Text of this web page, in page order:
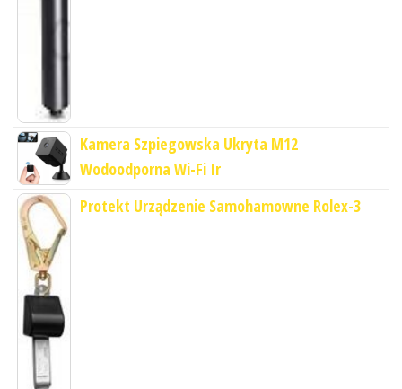
Kamera Szpiegowska Ukryta M12
Wodoodporna Wi-Fi Ir
Protekt Urządzenie Samohamowne Rolex-3